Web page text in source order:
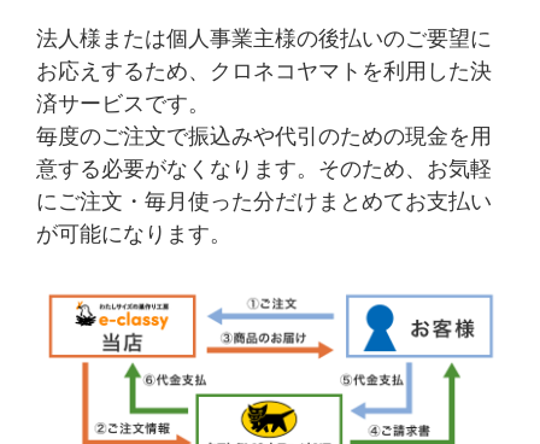
法人様または個人事業主様の後払いのご要望に
お応えするため、クロネコヤマトを利用した決
済サービスです。
毎度のご注文で振込みや代引のための現金を用
意する必要がなくなります。そのため、お気軽
にご注文・毎月使った分だけまとめてお支払い
が可能になります。
ニアとして、業界をリードしてまいりました。
「私たちは人々が幸福な暮らしを送るために生活者の立場で快適で
安全な住環境を創造します」を経営理念とし、DIYを通して「手を
使って何かを作る、補修する、自らのアイデアを形にする」という
DIYの基本、Do It Yourselfの心はそのままに、「喜びを共有する」
という新しい価値をさらに広げていき、これからもDIYの心を大切
にし、生活者の暮らしに寄り添いながら、和気産業は行動し続けま
す。
運営会社案内 お問い合わせ
特定商取引法に基づく表記 プライバシーポリシー
Copyright © 2005- 2026 ゴム・クッション本舗 All rights reserved.